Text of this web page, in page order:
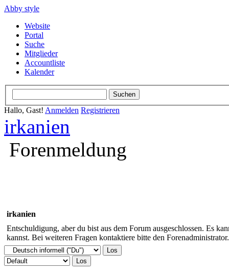
Abby style
Website
Portal
Suche
Mitglieder
Accountliste
Kalender
Hallo, Gast! Anmelden Registrieren
irkanien
Forenmeldung
irkanien
Entschuldigung, aber du bist aus dem Forum ausgeschlossen. Es
kannst. Bei weiteren Fragen kontaktiere bitte den Forenadministrator.